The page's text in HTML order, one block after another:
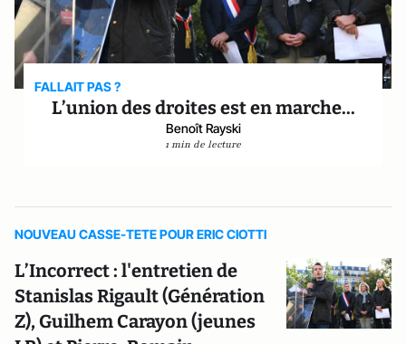
FALLAIT PAS ?
L’union des droites est en marche...
Benoît Rayski
1 min de lecture
NOUVEAU CASSE-TETE POUR ERIC CIOTTI
L’Incorrect : l'entretien de
Stanislas Rigault (Génération
Z), Guilhem Carayon (jeunes